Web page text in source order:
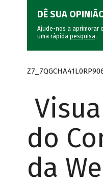
DÊ SUA
Ajude-nos a aprimorar
uma rápida pesquisa.
do
da